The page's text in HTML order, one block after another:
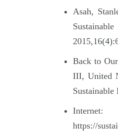
Asah,
Back to
III, United
Internet:
https://